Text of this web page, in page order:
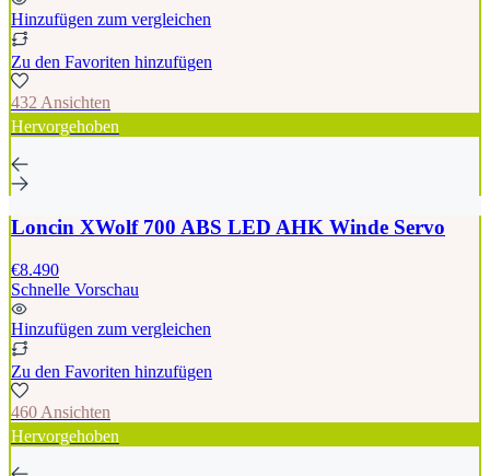
Hinzufügen zum vergleichen
Zu den Favoriten hinzufügen
432 Ansichten
Hervorgehoben
Loncin XWolf 700 ABS LED AHK Winde Servo
€8.490
Schnelle Vorschau
Hinzufügen zum vergleichen
Zu den Favoriten hinzufügen
460 Ansichten
Hervorgehoben